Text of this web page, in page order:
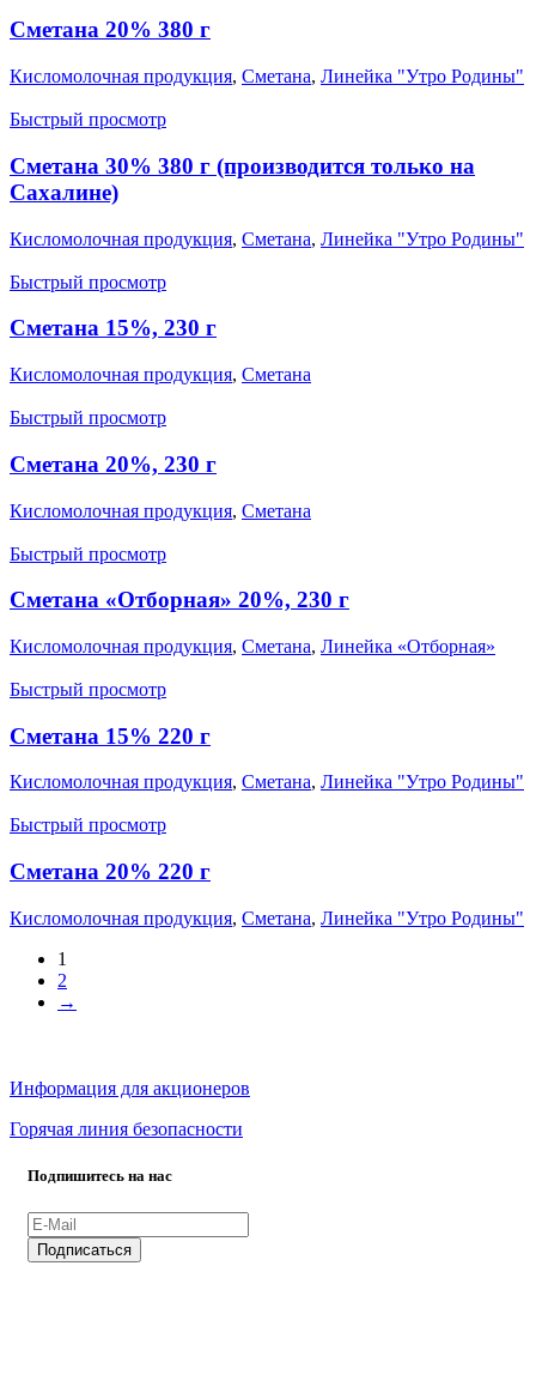
Сметана 20% 380 г
Кисломолочная продукция, Сметана, Линейка "Утро Родины"
Быстрый просмотр
Сметана 30% 380 г (производится только на
Сахалине)
Кисломолочная продукция, Сметана, Линейка "Утро Родины"
Быстрый просмотр
Сметана 15%, 230 г
Кисломолочная продукция, Сметана
Быстрый просмотр
Сметана 20%, 230 г
Кисломолочная продукция, Сметана
Быстрый просмотр
Сметана «Отборная» 20%, 230 г
Кисломолочная продукция, Сметана, Линейка «Отборная»
Быстрый просмотр
Сметана 15% 220 г
Кисломолочная продукция, Сметана, Линейка "Утро Родины"
Быстрый просмотр
Сметана 20% 220 г
Кисломолочная продукция, Сметана, Линейка "Утро Родины"
1
2
→
Информация для акционеров
Горячая линия безопасности
Подпишитесь на нас